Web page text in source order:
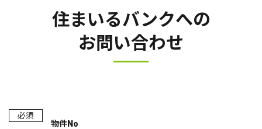
住まいるバンクへの
お問い合わせ
必須
物件No